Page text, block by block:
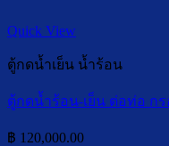
Quick View
ตู้กดน้ำเย็น น้ำร้อน
ตู้กดน้ำร้อน-เย็น ต่อท่อ กร
฿ 120,000.00